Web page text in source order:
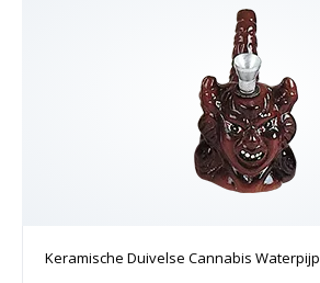
Keramische Duivelse Cannabis Waterpijp